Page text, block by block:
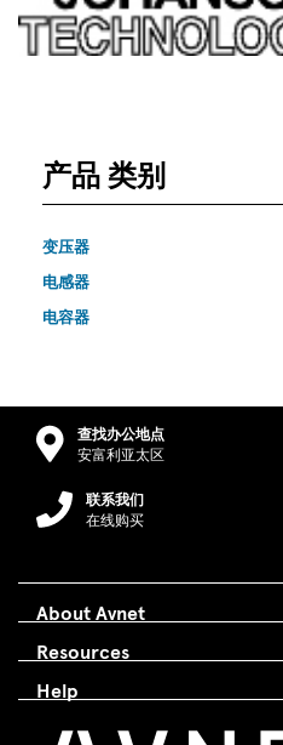
产品 类别
变压器
电感器
电容器
查找办公地点
安富利亚太区
联系我们
在线购买
About Avnet
Resources
Help